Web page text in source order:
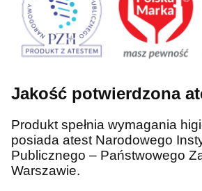
Jakość potwierdzona
Produkt spełnia wymagania
posiada atest Narodowego
Publicznego – Państwowego
Warszawie.